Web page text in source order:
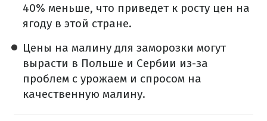
40% меньше, что приведет к росту цен на
ягоду в этой стране.
Цены на малину для заморозки могут
вырасти в Польше и Сербии из-за
проблем с урожаем и спросом на
качественную малину.